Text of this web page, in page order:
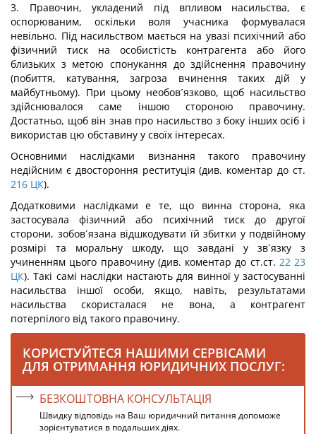
3. Правочин, укладений під впливом насильства, є
оспорюваним, оскільки воля учасника формувалася
невільно. Під насильством мається на увазі психічний або
фізичний тиск на особистість контрагента або його
близьких з метою спонукання до здійснення правочину
(побиття, катування, загроза вчинення таких дій у
майбутньому). При цьому необов´язково, щоб насильство
здійснювалося саме іншою стороною правочину.
Достатньо, щоб він знав про насильство з боку інших осіб і
використав цю обставину у своїх інтересах.
Основними наслідками визнання такого правочину
недійсним є двостороння реституція (див. коментар до ст.
216 ЦК).
Додатковими наслідками е те, що винна сторона, яка
застосувала фізичний або психічний тиск до другої
сторони, зобов´язана відшкодувати їй збитки у подвійному
розмірі та моральну шкоду, що завдані у зв´язку з
учиненням цього правочину (див. коментар до ст.ст. 22 23
ЦК). Такі самі наслідки настають для винної у застосуванні
насильства іншої особи, якщо, навіть, результатами
насильства скористалася не вона, а контрагент
потерпілого від такого правочину.
КОРИСТУЙТЕСЯ НАШИМИ СЕРВІСАМИ
ДЛЯ ОТРИМАННЯ ЮРИДИЧНИХ ПОСЛУГ:
БЕЗКОШТОВНА КОНСУЛЬТАЦІЯ
Швидку відповідь на Ваш юридичний питання допоможе
зорієнтуватися в подальших діях.